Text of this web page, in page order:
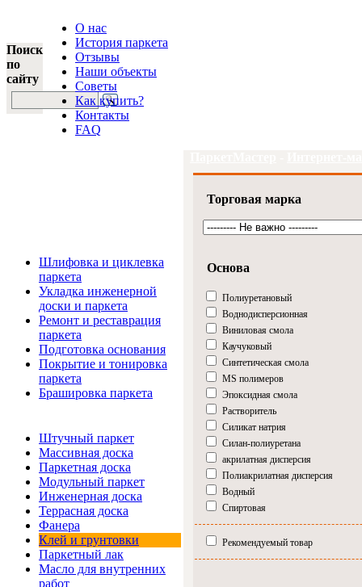
Поиск
по
сайту
О нас
История паркета
Отзывы
Наши объекты
Советы
Как купить?
Контакты
FAQ
Шлифовка и циклевка
паркета
Укладка инженерной
доски и паркета
Ремонт и реставрация
паркета
Подготовка основания
Покрытие и тонировка
паркета
Брашировка паркета
Штучный паркет
Массивная доска
Паркетная доска
Модульный паркет
Инженерная доска
Террасная доска
Фанера
Клей и грунтовки
Паркетный лак
Масло для внутренних
работ
Торговая марка
Основа
Полиуретановый
Воднодисперсионная
Виниловая смола
Каучуковый
Синтетическая смола
MS полимеров
Эпоксидная смола
Растворитель
Силикат натрия
Силан-полиуретана
акрилатная дисперсия
Полиакрилатная дисперсия
Водный
Спиртовая
Рекомендуемый товар